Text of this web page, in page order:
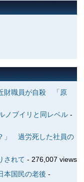
財職員が自殺 「原
ノブイリと同レベル-
」 過労死した社員の
されて - 276,007 views
本国民の老後 -